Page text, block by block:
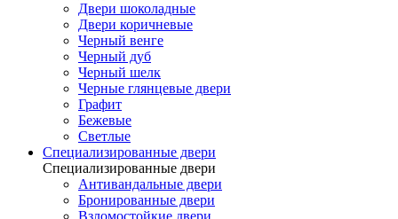
Двери шоколадные
Двери коричневые
Черный венге
Черный дуб
Черный шелк
Черные глянцевые двери
Графит
Бежевые
Светлые
Специализированные двери
Специализированные двери
Антивандальные двери
Бронированные двери